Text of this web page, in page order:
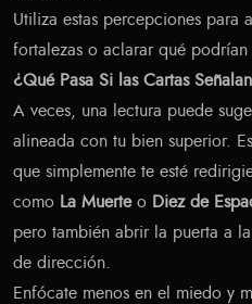
Utiliza estas percepciones para
fortalezas o aclarar qué podrían
¿Qué Pasa Si las Cartas
A veces, una lectura puede
alineada con tu bien superior.
que simplemente te esté
como La Muerteo Diez de
pero también abrir la puerta a
de dirección.
Enfócate menos en el miedo y